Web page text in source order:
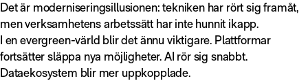
Det är moderniseringsillusionen: tekniken har rört sig framåt,
men verksamhetens arbetssätt har inte hunnit ikapp.
I en evergreen-värld blir det ännu viktigare. Plattformar
fortsätter släppa nya möjligheter. AI rör sig snabbt.
Dataekosystem blir mer uppkopplade.